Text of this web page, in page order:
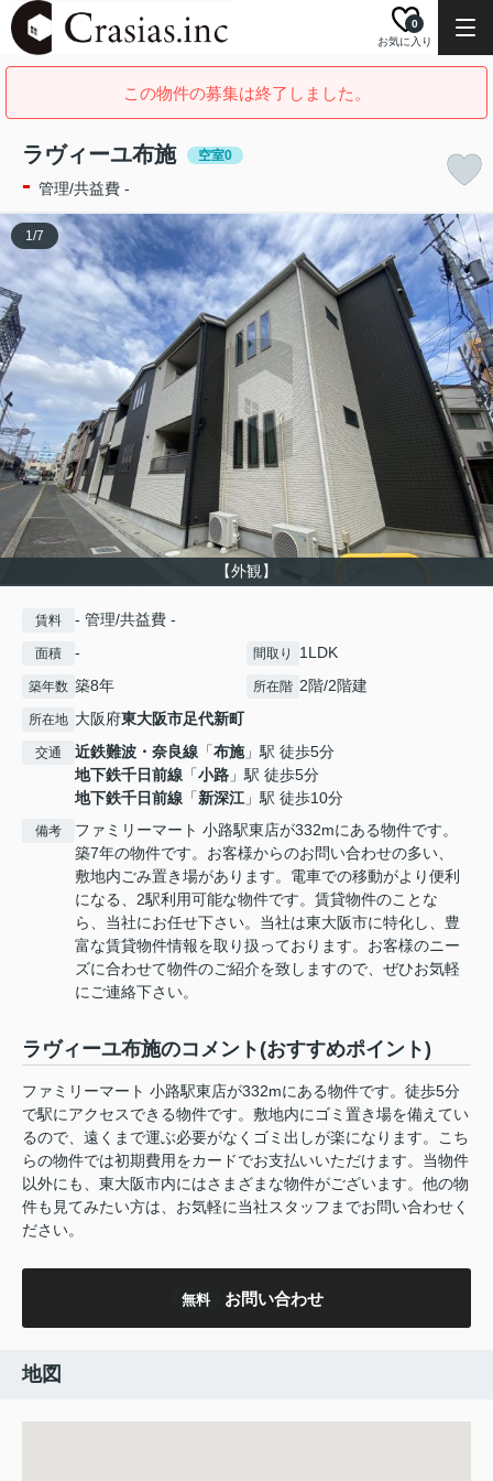
お気に入り
0
この物件の募集は終了しました。
ラヴィーユ布施 空室0
- 管理/共益費 -
【外観】
1/7
賃料 - 管理/共益費 -
面積 - 間取り 1LDK
築年数 築8年 所在階 2階/2階建
所在地 大阪府東大阪市足代新町
交通 近鉄難波・奈良線 「布施」駅 徒歩5分
地下鉄千日前線 「小路 」駅 徒歩5分
地下鉄千日前線 「新深江」駅 徒歩10分
備考
ファミリーマート 小路駅東店が332mにある物件です。
築7年の物件です。お客様からのお問い合わせの多い、
敷地内ごみ置き場があります。電車での移動がより便利
になる、2駅利用可能な物件です。賃貸物件のことな
ら、当社にお任せ下さい。当社は東大阪市に特化し、豊
富な賃貸物件情報を取り扱っております。お客様のニー
ズに合わせて物件のご紹介を致しますので、ぜひお気軽
にご連絡下さい。
ラヴィーユ布施のコメント(おすすめポイント)
ファミリーマート 小路駅東店が332mにある物件です。徒歩5分
で駅にアクセスできる物件です。敷地内にゴミ置き場を備えてい
るので、遠くまで運ぶ必要がなくゴミ出しが楽になります。こち
らの物件では初期費用をカードでお支払いいただけます。当物件
以外にも、東大阪市内にはさまざまな物件がございます。他の物
件も見てみたい方は、お気軽に当社スタッフまでお問い合わせく
ださい。
無料 お問い合わせ
地図